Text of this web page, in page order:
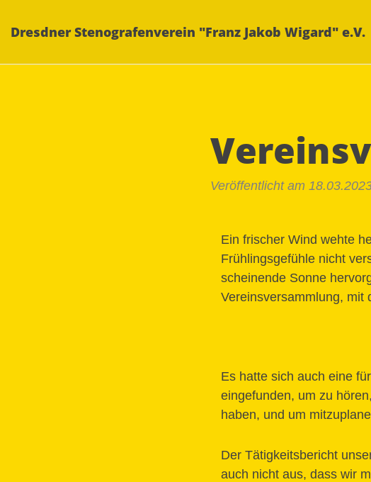
Dresdner Stenografenverein "Franz Jakob Wigard" e.V.
Veröffentlicht am
Ein frischer Wind wehte
Frühlingsgefühle nicht
scheinende Sonne
Vereinsversammlung, mit
Es hatte sich auch eine
eingefunden, um zu
haben, und um
Der Tätigkeitsbericht
auch nicht aus, dass wir